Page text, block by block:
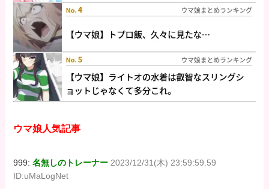
ウマ娘人気記事
999:名無しのトレーナー 2023/12/31(木) 23:59:59.59
ID:uMaLogNet